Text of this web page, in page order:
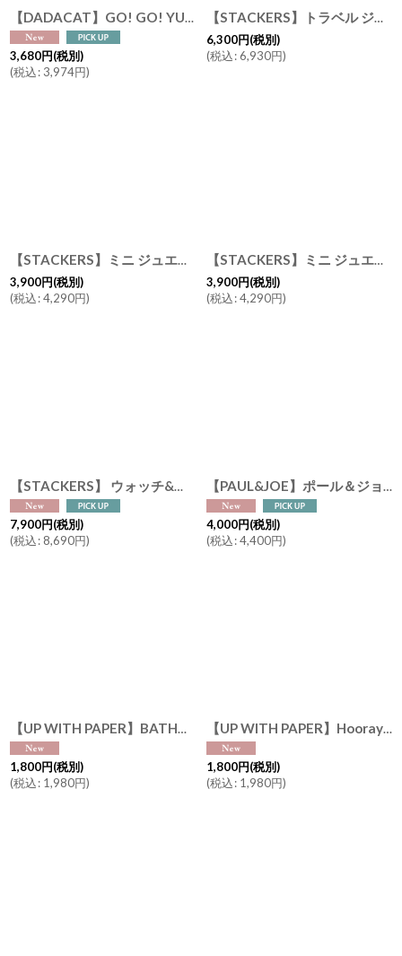
【DADACAT】GO! GO! YUBARI !! GO! GO! JAPAN !! ゼリー缶 9個入り （夕張メロンx3 白桃x3 りんごx3） 日本画家の伊藤清子デザイン Made in Japan
3,680円(税別)
(税込: 3,974円)
【STACKERS】トラベル ジュエリーボックス M Travel M オレンジ Orange トラベルM スタッカーズ ロンドン
6,300円(税別)
(税込:6,930円)
【STACKERS】ミニ ジュエリーボックス オープン Open グレー＆ミント Dove Grey & Mint スタッカーズ イギリス ロンドン
3,900円(税別)
(税込:4,290円)
【STACKERS】ミニ ジュエリーボックス 11sec 11個仕切り セージグリーン SageGreen スタッカーズ ロンドン UK
3,900円(税別)
(税込:4,290円)
【STACKERS】 ウォッチ&ジュエリーボックス (スクエア) ブルーキャンバス メンズ Blue Canvas Watch & Jewellery box スタッカーズ ロンドン UK
7,900円(税別)
(税込: 8,690円)
【PAUL&JOE】ポール＆ジョー 充電式 モバイルハンディファン ミニ扇風機 猫 (スマホスタンド/ミラー付き/ 5段階風量切替) 充電用USBケーブル付き
4,000円(税別)
(税込:4,400円)
【UP WITH PAPER】BATHTUB リラックスタイム （バスタイム・猫・キャンドル・ワイン・読書）カード ポップアップカード ギフト 13.5cm X 13.5cm Design in USA ネコポス対応
1,800円(税別)
(税込: 1,980円)
【UP WITH PAPER】Hooray "イェーイ・バルーン” ゴールド箔押し お祝いカード ポップアップカード ギフト 20.3cm X 20.3cm Design in USA ネコポス対応
1,800円(税別)
(税込: 1,980円)